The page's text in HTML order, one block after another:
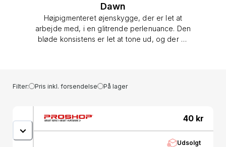
Dawn
Højpigmenteret øjenskygge, der er let at
arbejde med, i en glitrende perlenuance. Den
bløde konsistens er let at tone ud, og der er
din helt egen øjenskyggepalet! - Konsistens,
der er let at arbejde med - Højpigmenteret
Filter: Pris inkl. forsendelse På lager
40 kr
Udsolgt